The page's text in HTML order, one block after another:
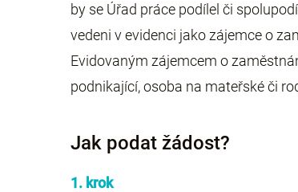
by se Úřad práce podílel či
vedeni v evidenci jako zájemce o
Evidovaným zájemcem o
podnikající, osoba na mateřské či
Jak podat žádost?
1. krok